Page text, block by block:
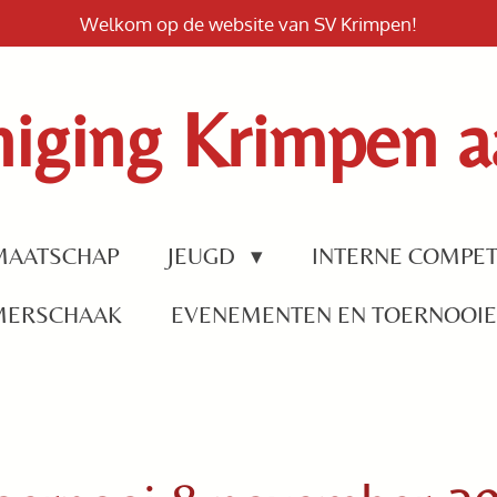
Welkom op de website van SV Krimpen!
Krimpen
JEUGD INTERNE
EVENEMENTEN EN